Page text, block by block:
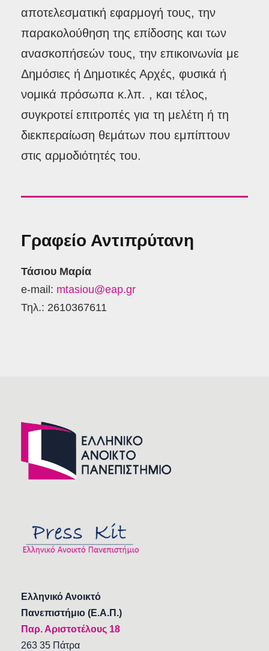
αποτελεσματική εφαρμογή τους, την
παρακολούθηση της επίδοσης και των
ανασκοπήσεών τους, την επικοινωνία με
Δημόσιες ή Δημοτικές Αρχές, φυσικά ή
νομικά πρόσωπα κ.λπ. , και τέλος,
συγκροτεί επιτροπές για τη μελέτη ή τη
διεκπεραίωση θεμάτων που εμπίπτουν
στις αρμοδιότητές του.
Γραφείο Αντιπρύτανη
Τάσιου Μαρία
e-mail: mtasiou@eap.gr
Τηλ.: 2610367611
Ελληνικό Ανοικτό
Πανεπιστήμιο (Ε.Α.Π.)
Παρ. Αριστοτέλους 18
263 35 Πάτρα